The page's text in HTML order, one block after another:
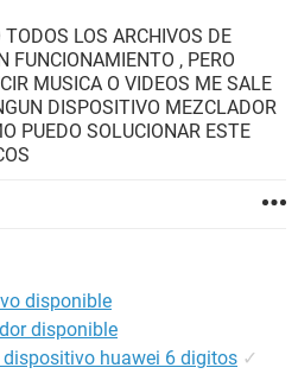
LOS ARCHIVOS DE
FUNCIONAMIENTO , PERO
MUSICA O VIDEOS ME SALE
DISPOSITIVO MEZCLADOR
PUEDO SOLUCIONAR ESTE
disponible
disponible
huawei 6 digitos ✓